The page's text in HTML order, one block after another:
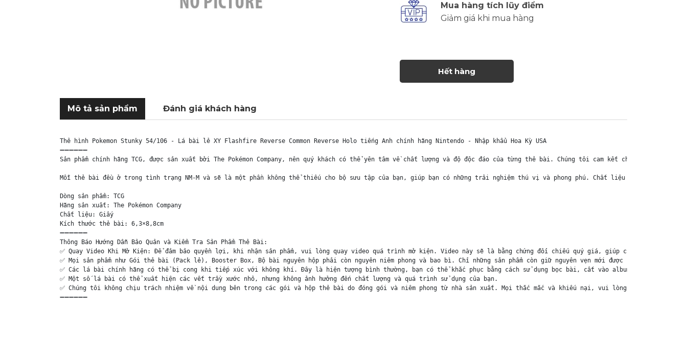
Mua hàng tích lũy điểm
Giảm giá khi mua hàng
Hết hàng
Mô tả sản phẩm Đánh giá khách hàng
Thẻ hình Pokemon Stunky 54/106 - Lá bài lẻ XY Flashfire Reverse Common Reverse Holo tiếng Anh chính hãng Nintendo - Nhập khẩu Hoa Kỳ USA
➖➖➖➖➖➖
Sản phẩm chính hãng TCG, được sản xuất bởi The Pokémon Company, nên quý khách có thể yên tâm về chất lượng và độ độc đáo của từng thẻ bài. Chúng tôi cam kết chỉ bán hàng
Mỗi thẻ bài đều ở trong tình trạng NM-M và sẽ là một phần không thể thiếu cho bộ sưu tập của bạn, giúp bạn có những trải nghiệm thú vị và phong phú. Chất liệu chính của thẻ
Dòng sản phẩm: TCG
Hãng sản xuất: The Pokémon Company
Chất liệu: Giấy
Kích thước thẻ bài: 6,3×8,8cm
➖➖➖➖➖➖
Thông Báo Hướng Dẫn Bảo Quản và Kiểm Tra Sản Phẩm Thẻ Bài:
✅ Quay Video Khi Mở Kiện: Để đảm bảo quyền lợi, khi nhận sản phẩm, vui lòng quay video quá trình mở kiện. Video này sẽ là bằng chứng đối chiếu quý giá, giúp chúng tôi nhanh
✅ Mọi sản phẩm như Gói thẻ bài (Pack lẻ), Booster Box, Bộ bài nguyên hộp phải còn nguyên niêm phong và bao bì. Chỉ những sản phẩm còn giữ nguyên vẹn mới được chấp nhận đổi
✅ Các lá bài chính hãng có thể bị cong khi tiếp xúc với không khí. Đây là hiện tượng bình thường, bạn có thể khắc phục bằng cách sử dụng bọc bài, cất vào album, hoặc ép giữa
✅ Một số lá bài có thể xuất hiện các vết trầy xước nhỏ, nhưng không ảnh hưởng đến chất lượng và quá trình sử dụng của bạn.
✅ Chúng tôi không chịu trách nhiệm về nội dung bên trong các gói và hộp thẻ bài do đóng gói và niêm phong từ nhà sản xuất. Mọi thắc mắc và khiếu nại, vui lòng liên hệ trực
➖➖➖➖➖➖